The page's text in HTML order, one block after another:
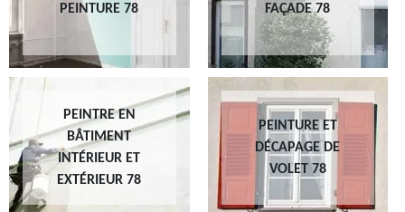
PEINTURE 78
FAÇADE 78
PEINTRE EN
BÂTIMENT
INTÉRIEUR ET
EXTÉRIEUR 78
PEINTURE ET
DÉCAPAGE DE
VOLET 78